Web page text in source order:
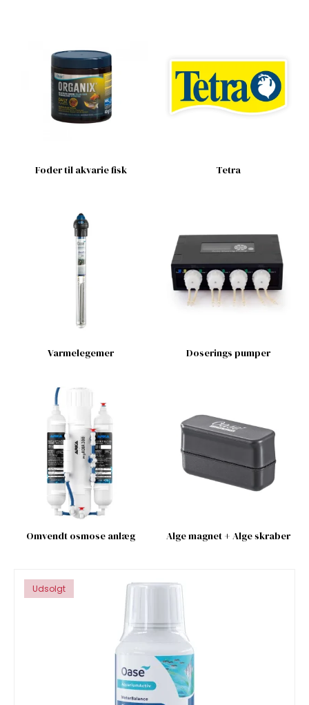
Foder til akvarie fisk Tetra
Varmelegemer Doserings pumper
Omvendt osmose anlæg Alge magnet + Alge skraber
Udsolgt